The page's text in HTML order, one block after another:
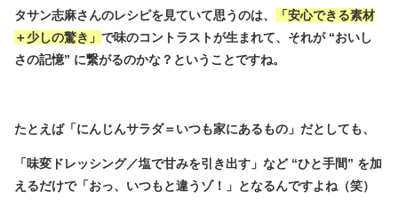
タサン志麻さんのレシピを見ていて思うのは、
「安心できる素材
＋少しの驚き」 で味のコントラストが生まれて、それが “おいし
さの記憶” に繋がるのかな？ということですね。
たとえば「にんじんサラダ＝いつも家にあるもの」だとしても、
「味変ドレッシング／塩で甘みを引き出す」など “ひと手間” を加
えるだけで「おっ、いつもと違うゾ！」となるんですよね（笑）